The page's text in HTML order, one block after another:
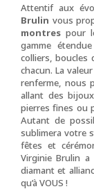
Attentif aux
Brulin vous
montres pour
gamme
colliers, boucles
chacun. La
renferme, nous
allant des
pierres fines ou
Autant de
sublimera votre
fêtes et
Virginie Brulin a
diamant et
qu’à VOUS !